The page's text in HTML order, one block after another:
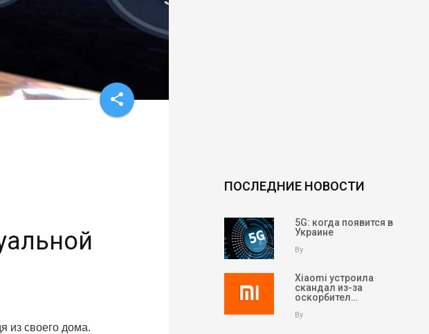
share
из своего дома.
ПОСЛЕДНИЕ НОВОСТИ
5G: когда появится в
Украине
By
Xiaomi устроила
скандал из-за
оскорбител…
By